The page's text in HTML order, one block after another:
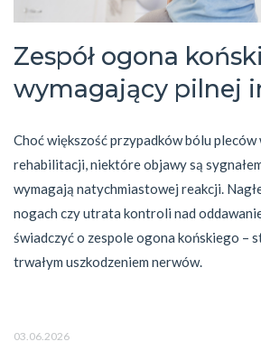
Zespół ogona
wymagający pilnej
Choć większość przypadków bólu
rehabilitacji, niektóre objawy są
wymagają natychmiastowej reakcji.
nogach czy utrata kontroli nad
świadczyć o zespole ogona końskiego –
trwałym uszkodzeniem nerwów.
03.06.2026